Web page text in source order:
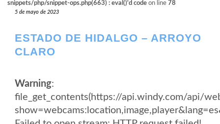
snippets/php/snippet-ops.php(663) : eval()'d code on line 78
5 de mayo de 2023
ESTADO DE HIDALGO – ARROYO
CLARO
Warning:
file_get_contents(https://api.windy.com/api/